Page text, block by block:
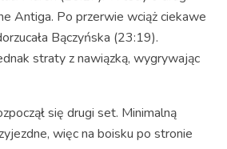
Antiga. Po przerwie wciąż ciekawe
Bączyńska (23:19).
straty z nawiązką, wygrywając
się drugi set. Minimalną
więc na boisku po stronie